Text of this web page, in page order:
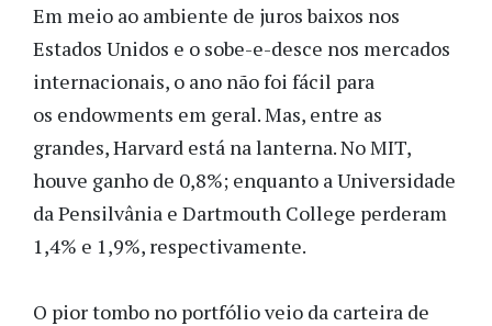
Em meio ao ambiente de juros baixos nos
Estados Unidos e o sobe-e-desce nos mercados
internacionais, o ano não foi fácil para
os endowments em geral. Mas, entre as
grandes, Harvard está na lanterna. No MIT,
houve ganho de 0,8%; enquanto a Universidade
da Pensilvânia e Dartmouth College perderam
1,4% e 1,9%, respectivamente.
O pior tombo no portfólio veio da carteira de